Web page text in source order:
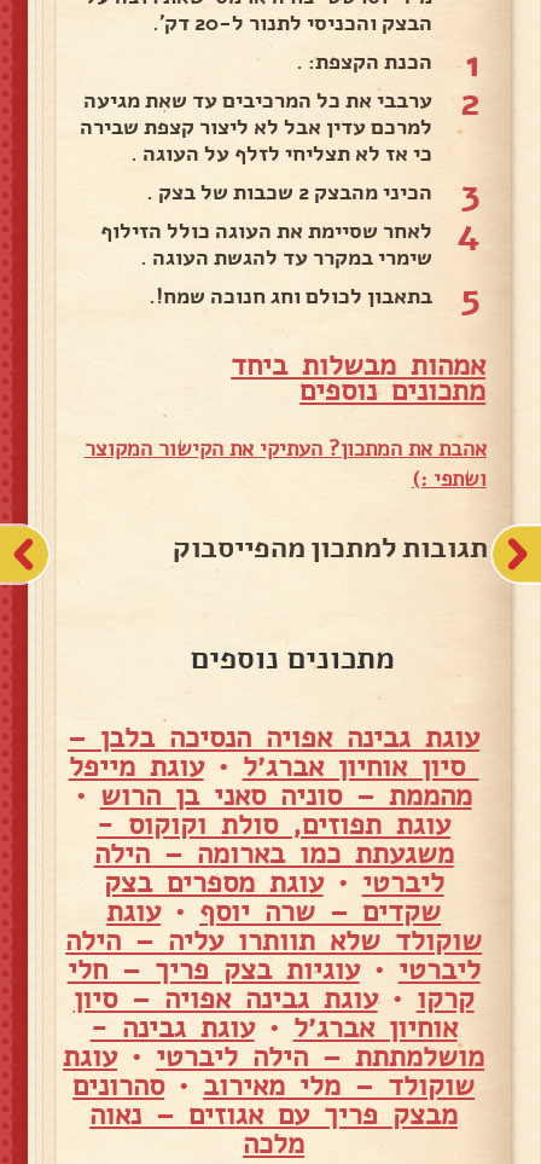
הבצק והכניסי לתנור ל-20 דק'.
1 הכנת הקצפת: .
2
ערבבי את כל המרכיבים עד שאת מגיעה
למרכם עדין אבל לא ליצור קצפת שבירה
כי אז לא תצליחי לזלף על העוגה .
3 הכיני מהבצק 2 שכבות של בצק .
4
לאחר שסיימת את העוגה כולל הזילוף
שימרי במקרר עד להגשת העוגה .
5 בתאבון לכולם וחג חנוכה שמח!.
אמהות מבשלות ביחד
מתכונים נוספים
אהבת את המתכון? העתיקי את הקישור המקוצר
ושתפי :)
תגובות למתכון מהפייסבוק
מתכונים נוספים
עוגת גבינה אפויה הנסיכה בלבן –
סיון אוחיון אברג׳ל •עוגת מייפל
מהממת – סוניה סאני בן הרוש •
עוגת תפוזים, סולת וקוקוס -
משגעתת כמו בארומה – הילה
ליברטי •עוגת מספרים בצק
שקדים – שרה יוסף •עוגת
שוקולד שלא תוותרו עליה – הילה
ליברטי •עוגיות בצק פריך – חלי
קרקו •עוגת גבינה אפויה – סיון
אוחיון אברג׳ל •עוגת גבינה -
מושלמתתת – הילה ליברטי •עוגת
שוקולד – מלי מאירוב •סהרונים
מבצק פריך עם אגוזים – נאוה
מלכה